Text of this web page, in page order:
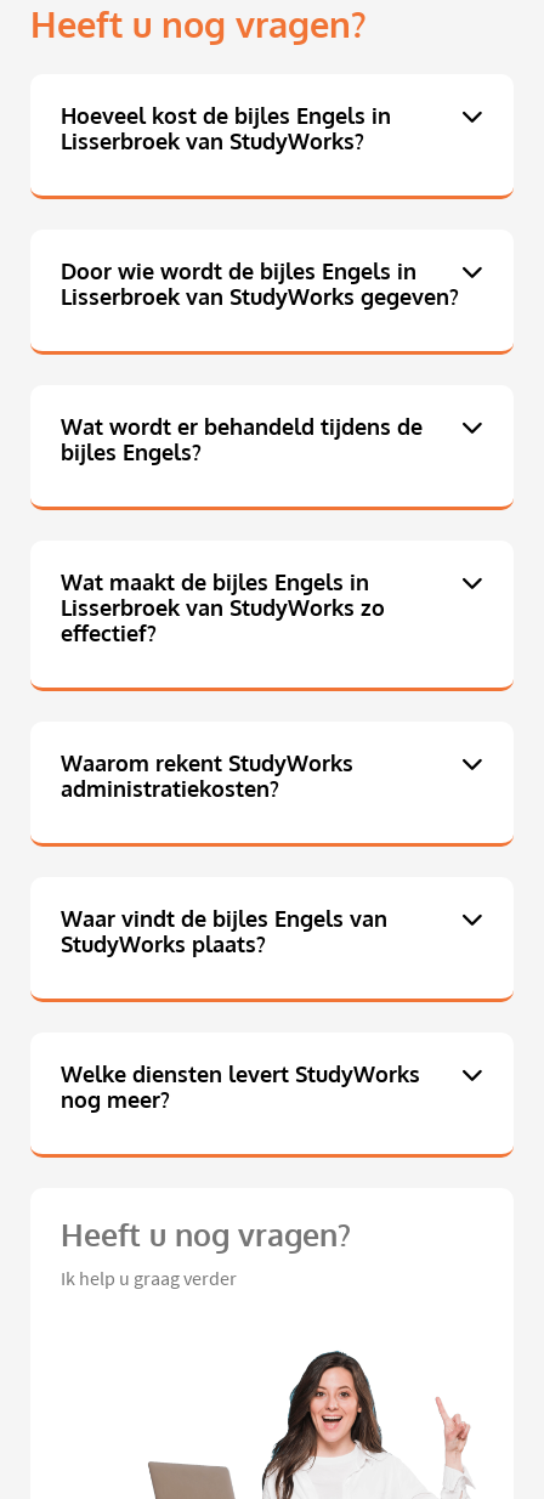
Heeft u nog vragen?
Hoeveel kost de bijles Engels in
Lisserbroek van StudyWorks?
Door wie wordt de bijles Engels in
Lisserbroek van StudyWorks gegeven?
Wat wordt er behandeld tijdens de
bijles Engels?
Wat maakt de bijles Engels in
Lisserbroek van StudyWorks zo
effectief?
Waarom rekent StudyWorks
administratiekosten?
Waar vindt de bijles Engels van
StudyWorks plaats?
Welke diensten levert StudyWorks
nog meer?
Heeft u nog vragen?
Ik help u graag verder